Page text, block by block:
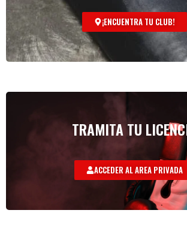
¡ENCUENTRA TU CLUB!
TRAMITA TU
ACCEDER AL AREA PRIVADA